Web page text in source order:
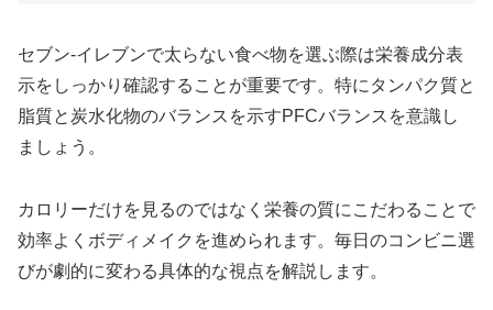
セブン-イレブンで太らない食べ物を選ぶ際は栄養成分表
示をしっかり確認することが重要です。特にタンパク質と
脂質と炭水化物のバランスを示すPFCバランスを意識し
ましょう。
カロリーだけを見るのではなく栄養の質にこだわることで
効率よくボディメイクを進められます。毎日のコンビニ選
びが劇的に変わる具体的な視点を解説します。